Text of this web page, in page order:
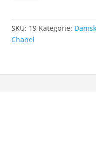
SKU: 19 Kategorie:
Chanel